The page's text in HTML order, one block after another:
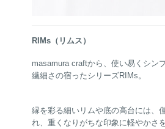
RIMs（リムス）
masamura craftから、使い易くシン
繊細さの宿ったシリーズRIMs。
縁を彩る細いリムや底の高台には、
れ、重くなりがちな印象に軽やかさ